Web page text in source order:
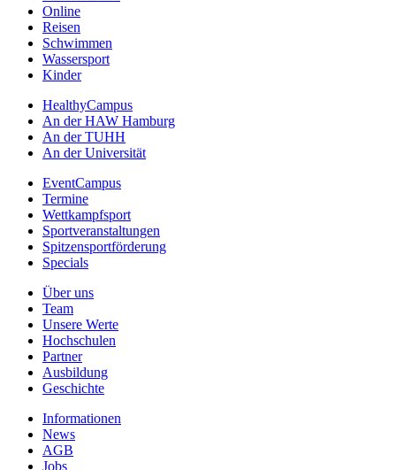
Online
Reisen
Schwimmen
Wassersport
Kinder
HealthyCampus
An der HAW Hamburg
An der TUHH
An der Universität
EventCampus
Termine
Wettkampfsport
Sportveranstaltungen
Spitzensportförderung
Specials
Über uns
Team
Unsere Werte
Hochschulen
Partner
Ausbildung
Geschichte
Informationen
News
AGB
Jobs